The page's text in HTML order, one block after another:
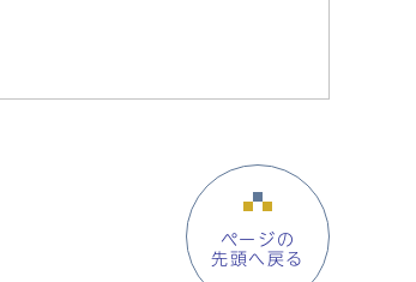
ページの
先頭へ戻る